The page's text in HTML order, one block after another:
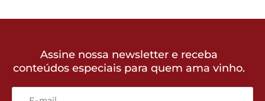
Assine nossa newsletter e receba
conteúdos especiais para quem ama vinho.